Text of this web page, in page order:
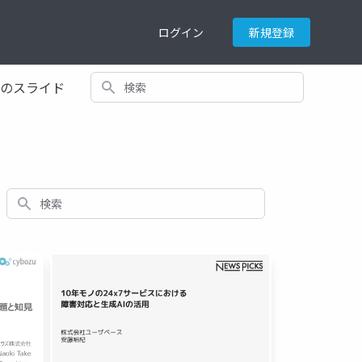
ログイン 新規登録
スライド 検索
検索